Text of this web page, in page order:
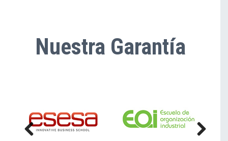
Nuestra Garantía